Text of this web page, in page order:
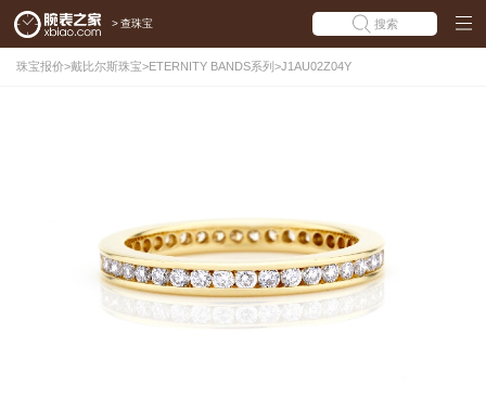
> 查珠宝 搜索
珠宝报价>戴比尔斯珠宝>ETERNITY BANDS系列 >J1AU02Z04Y